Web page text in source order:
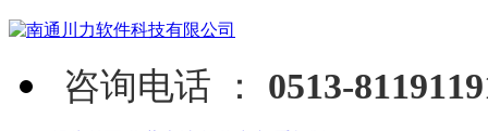
咨询电话 ： 0513-